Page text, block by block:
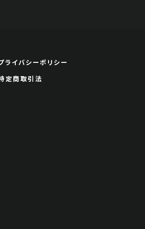
ライバシーポリシー
定商取引法